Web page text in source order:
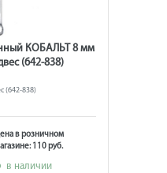
КОБАЛЬТ 8 мм
(642-838)
(642-838)
в розничном
110 руб.
в наличии